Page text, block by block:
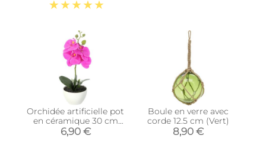
Orchidée artificielle pot
en céramique 30 cm
(Fuschia)
6,90 €
Boule en verre avec
corde 12.5 cm (Vert)
8,90 €